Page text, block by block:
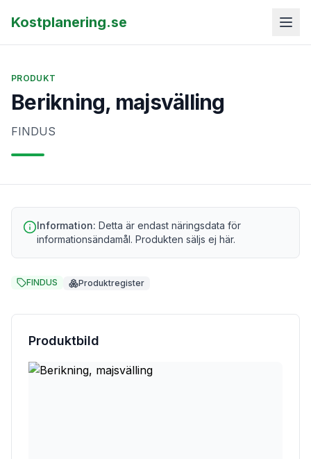
Kostplanering.se
PRODUKT
Berikning, majsvälling
FINDUS
Information: Detta är endast näringsdata för
informationsändamål. Produkten säljs ej här.
FINDUS Produktregister
Produktbild